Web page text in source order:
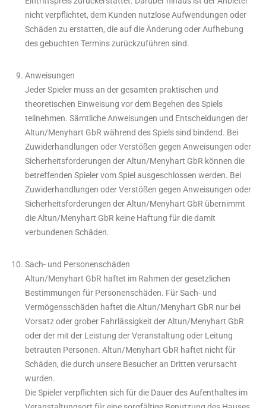
nicht verpflichtet, dem Kunden nutzlose Aufwendungen oder
Schäden zu erstatten, die auf die Änderung oder Aufhebung
des gebuchten Termins zurückzuführen sind.
Anweisungen
Jeder Spieler muss an der gesamten praktischen und
theoretischen Einweisung vor dem Begehen des Spiels
teilnehmen. Sämtliche Anweisungen und Entscheidungen der
Altun/Menyhart GbR während des Spiels sind bindend. Bei
Zuwiderhandlungen oder Verstößen gegen Anweisungen oder
Sicherheitsforderungen der Altun/Menyhart GbR können die
betreffenden Spieler vom Spiel ausgeschlossen werden. Bei
Zuwiderhandlungen oder Verstößen gegen Anweisungen oder
Sicherheitsforderungen der Altun/Menyhart GbR übernimmt
die Altun/Menyhart GbR keine Haftung für die damit
verbundenen Schäden.
Sach- und Personenschäden
Altun/Menyhart GbR haftet im Rahmen der gesetzlichen
Bestimmungen für Personenschäden. Für Sach- und
Vermögensschäden haftet die Altun/Menyhart GbR nur bei
Vorsatz oder grober Fahrlässigkeit der Altun/Menyhart GbR
oder der mit der Leistung der Veranstaltung oder Leitung
betrauten Personen. Altun/Menyhart GbR haftet nicht für
Schäden, die durch unsere Besucher an Dritten verursacht
wurden.
Die Spieler verpflichten sich für die Dauer des Aufenthaltes im